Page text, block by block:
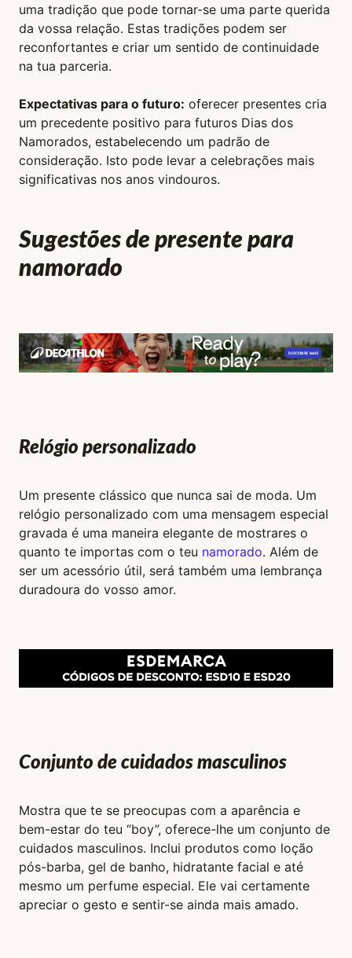
uma tradição que pode tornar-se uma parte querida
da vossa relação. Estas tradições podem ser
reconfortantes e criar um sentido de continuidade
na tua parceria.
Expectativas para o futuro: oferecer presentes cria
um precedente positivo para futuros Dias dos
Namorados, estabelecendo um padrão de
consideração. Isto pode levar a celebrações mais
significativas nos anos vindouros.
Sugestões de presente para
namorado
Relógio personalizado
Um presente clássico que nunca sai de moda. Um
relógio personalizado com uma mensagem especial
gravada é uma maneira elegante de mostrares o
quanto te importas com o teu namorado. Além de
ser um acessório útil, será também uma lembrança
duradoura do vosso amor.
Conjunto de cuidados masculinos
Mostra que te se preocupas com a aparência e
bem-estar do teu “boy”, oferece-lhe um conjunto de
cuidados masculinos. Inclui produtos como loção
pós-barba, gel de banho, hidratante facial e até
mesmo um perfume especial. Ele vai certamente
apreciar o gesto e sentir-se ainda mais amado.